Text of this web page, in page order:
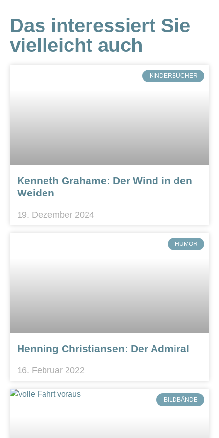
Das interessiert Sie
vielleicht auch
KINDERBÜCHER
Kenneth Grahame: Der Wind in den
Weiden
19. Dezember 2024
HUMOR
Henning Christiansen: Der Admiral
16. Februar 2022
BILDBÄNDE